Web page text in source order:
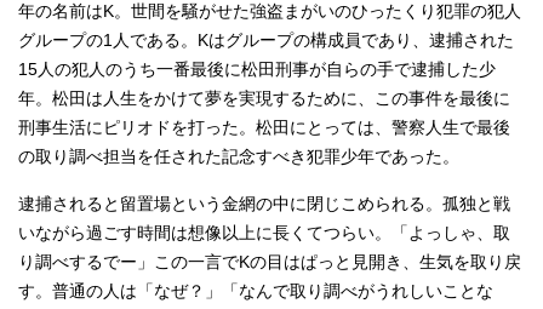
年の名前はK。世間を騒がせた強盗まがいのひったくり犯罪の犯人
グループの1人である。Kはグループの構成員であり、逮捕された
15人の犯人のうち一番最後に松田刑事が自らの手で逮捕した少
年。松田は人生をかけて夢を実現するために、この事件を最後に
刑事生活にピリオドを打った。松田にとっては、警察人生で最後
の取り調べ担当を任された記念すべき犯罪少年であった。
逮捕されると留置場という金網の中に閉じこめられる。孤独と戦
いながら過ごす時間は想像以上に長くてつらい。「よっしゃ、取
り調べするでー」この一言でKの目はぱっと見開き、生気を取り戻
す。普通の人は「なぜ？」「なんで取り調べがうれしいことな